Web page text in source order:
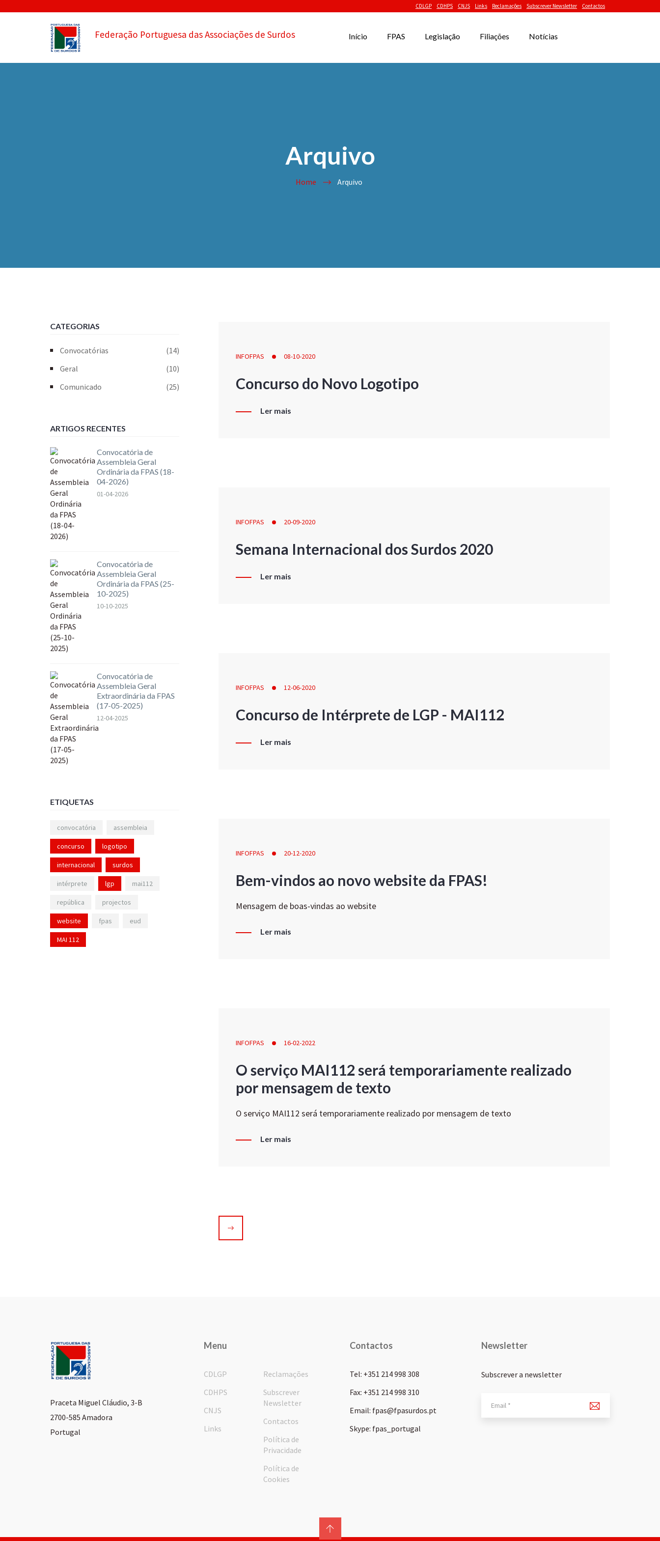
CDLGP CDHPS CNJS Links Reclamações Subscrever Newsletter Contactos
Federação Portuguesa das Associações de Surdos Início FPAS Legislação Filiações Notícias
Arquivo
Home Arquivo
INFOFPAS 08-10-2020
Concurso do Novo Logotipo
Ler mais
INFOFPAS 20-09-2020
Semana Internacional dos Surdos 2020
Ler mais
INFOFPAS 12-06-2020
Concurso de Intérprete de LGP - MAI112
Ler mais
INFOFPAS 20-12-2020
Bem-vindos ao novo website da FPAS!
Mensagem de boas-vindas ao website
Ler mais
INFOFPAS 16-02-2022
O serviço MAI112 será temporariamente realizado
por mensagem de texto
O serviço MAI112 será temporariamente realizado por mensagem de texto
Ler mais
CATEGORIAS
Convocatórias
(14)
Geral
(10)
Comunicado
(25)
ARTIGOS RECENTES
Convocatória de
Assembleia Geral
Ordinária da FPAS (18-
04-2026)
01-04-2026
Convocatória de
Assembleia Geral
Ordinária da FPAS (25-
10-2025)
10-10-2025
Convocatória de
Assembleia Geral
Extraordinária da FPAS
(17-05-2025)
12-04-2025
ETIQUETAS
convocatória assembleia
concurso logotipo
internacional surdos
intérprete lgp mai112
república projectos
website fpas eud
MAI 112
Praceta Miguel Cláudio, 3-B
2700-585 Amadora
Portugal
Menu
CDLGP
CDHPS
CNJS
Links
Reclamações
Subscrever
Newsletter
Contactos
Política de
Privacidade
Política de
Cookies
Contactos
Tel: +351 214 998 308
Fax: +351 214 998 310
Email: fpas@fpasurdos.pt
Skype: fpas_portugal
Newsletter
Subscrever a newsletter